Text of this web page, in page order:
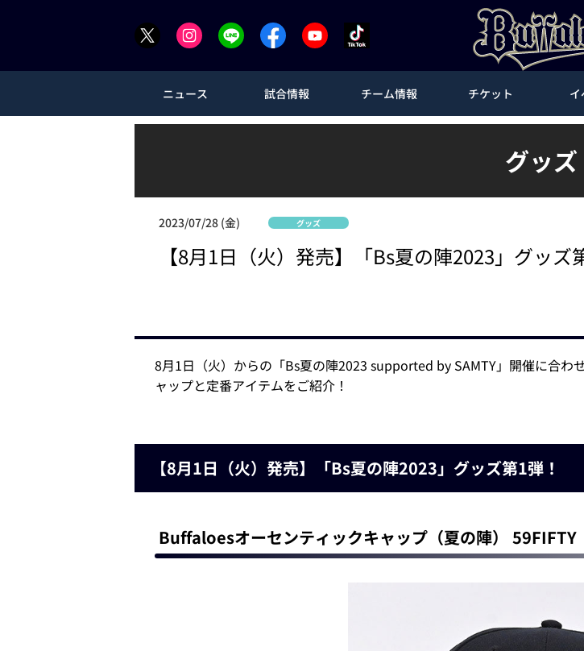
ニュース 試合情報 チーム情報 チケット イ
グッズ
2023/07/28 (金) グッズ
【8月1日（火）発売】「Bs夏の陣2023」グッズ
8月1日（火）からの「Bs夏の陣2023 supported by SAMTY」開催に合わ
ャップと定番アイテムをご紹介！
【8月1日（火）発売】「Bs夏の陣2023」グッズ第1弾！
Buffaloesオーセンティックキャップ（夏の陣） 59FIFTY